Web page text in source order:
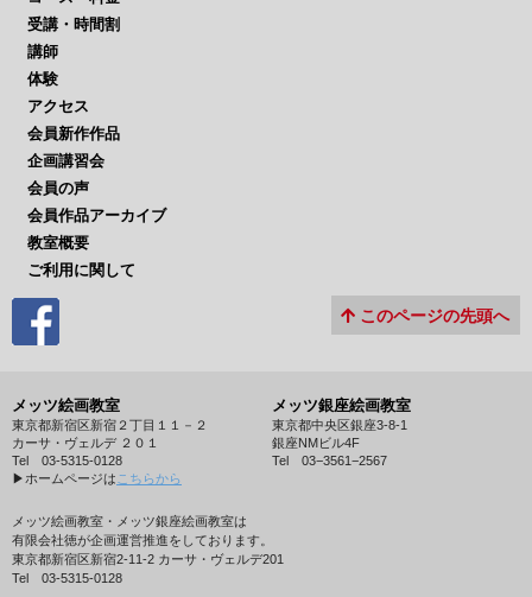
受講・時間割
講師
体験
アクセス
会員新作作品
企画講習会
会員の声
会員作品アーカイブ
教室概要
ご利用に関して
このページの先頭へ
メッツ絵画教室
東京都新宿区新宿２丁目１１－２
カーサ・ヴェルデ ２０１
Tel 03-5315-0128
▶︎ホームページは こちらから
メッツ銀座絵画教室
東京都中央区銀座3-8-1
銀座NMビル4F
Tel 03−3561−2567
メッツ絵画教室・メッツ銀座絵画教室は
有限会社徳が企画運営推進をしております。
東京都新宿区新宿2-11-2 カーサ・ヴェルデ201
Tel 03-5315-0128